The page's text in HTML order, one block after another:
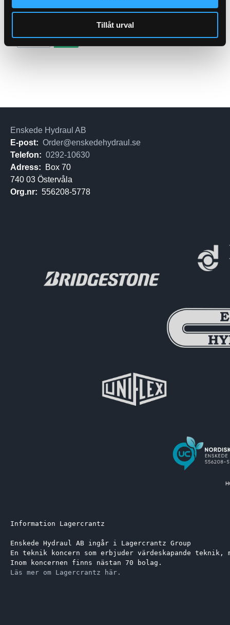
Tillåt urval
Köp
Information Lagercrantz
Enskede Hydraul AB ingår i Lagercrantz Group
En teknik koncern som erbjuder värdeskapande
Inom koncernen finns nästan 70 bolag.
Läs mer om Lagercrantz här.
Enskede Hydraul AB
E-post: Order@enskedehydraul.se
Telefon: 0292-10630
Adress:
Box 70
740 03 Östervåla
Org.nr: 556208-5778